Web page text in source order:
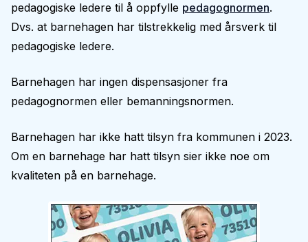
pedagogiske ledere til å oppfylle pedagognormen.
Dvs. at barnehagen har tilstrekkelig med årsverk til
pedagogiske ledere.
Barnehagen har ingen dispensasjoner fra
pedagognormen eller bemanningsnormen.
Barnehagen har ikke hatt tilsyn fra kommunen i 2023.
Om en barnehage har hatt tilsyn sier ikke noe om
kvaliteten på en barnehage.